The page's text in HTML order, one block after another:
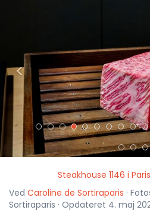
<
Steakhouse 1146 i
Ved Caroline de Sortiraparis ·
Sortiraparis · Opdateret 4. maj